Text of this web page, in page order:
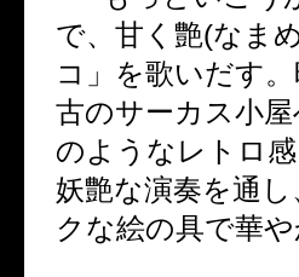
で、甘く艶(なま
コ」を歌いだす
古のサーカス小
のようなレトロ
妖艶な演奏を通し
クな絵の具で華